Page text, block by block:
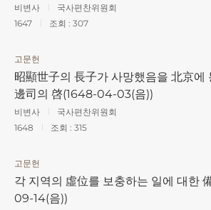
비변사
국사편찬위원회
1647
조회 : 307
고문헌
昭顯世子의 長子가 사망했음을 北京에
邊司의 啓(1648-04-03(음))
비변사
국사편찬위원회
1648
조회 : 315
고문헌
각 지역의 虛位를 보충하는 일에 대한
09-14(음))